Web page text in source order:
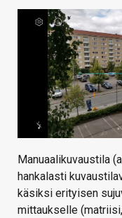
Manuaalikuvaustila
hankalasti
käsiksi erityisen
mittaukselle